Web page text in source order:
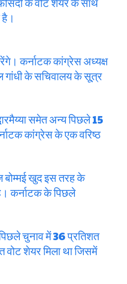
कर्नाटक कांग्रेस अध्यक्ष
गांधी के सचिवालय के सू्त्र
समेत अन्य पिछले 15
कांग्रेस के एक वरिष्ठ
बोम्मई खुद इस तरह के
कर्नाटक के पिछले
चुनाव में 36 प्रतिशत
वोट शेयर मिला था जिसमें